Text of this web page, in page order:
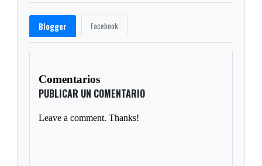
Blogger Facebook
Comentarios
PUBLICAR UN COMENTARIO
Leave a comment. Thanks!